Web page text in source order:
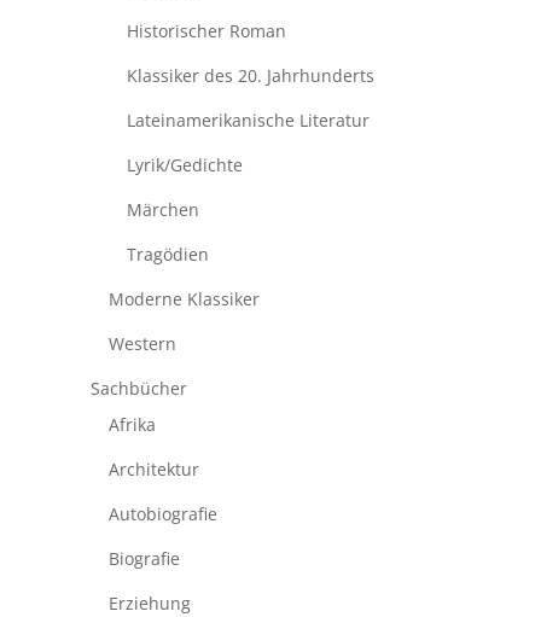
Historischer Roman
Klassiker des 20. Jahrhunderts
Lateinamerikanische Literatur
Lyrik/Gedichte
Märchen
Tragödien
Moderne Klassiker
Western
Sachbücher
Afrika
Architektur
Autobiografie
Biografie
Erziehung